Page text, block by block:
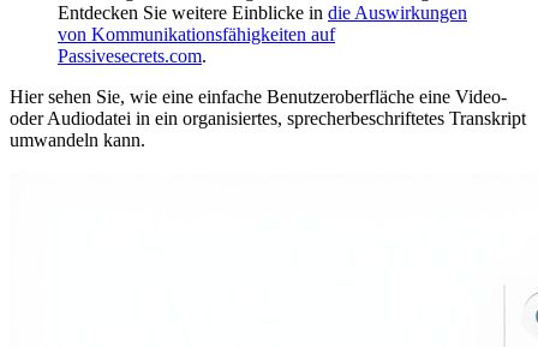
Entdecken Sie weitere Einblicke in die Auswirkungen
von Kommunikationsfähigkeiten auf
Passivesecrets.com.
Hier sehen Sie, wie eine einfache Benutzeroberfläche eine Video-
oder Audiodatei in ein organisiertes, sprecherbeschriftetes Transkript
umwandeln kann.